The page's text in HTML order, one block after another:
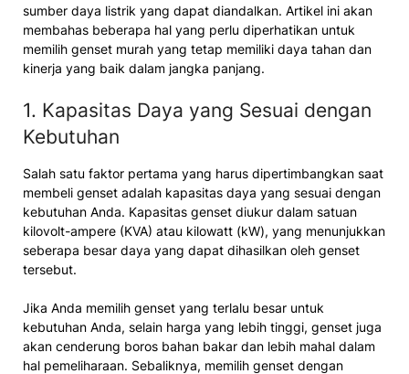
sumber daya listrik yang dapat diandalkan. Artikel ini akan
membahas beberapa hal yang perlu diperhatikan untuk
memilih genset murah yang tetap memiliki daya tahan dan
kinerja yang baik dalam jangka panjang.
1. Kapasitas Daya yang Sesuai dengan
Kebutuhan
Salah satu faktor pertama yang harus dipertimbangkan saat
membeli genset adalah kapasitas daya yang sesuai dengan
kebutuhan Anda. Kapasitas genset diukur dalam satuan
kilovolt-ampere (KVA) atau kilowatt (kW), yang menunjukkan
seberapa besar daya yang dapat dihasilkan oleh genset
tersebut.
Jika Anda memilih genset yang terlalu besar untuk
kebutuhan Anda, selain harga yang lebih tinggi, genset juga
akan cenderung boros bahan bakar dan lebih mahal dalam
hal pemeliharaan. Sebaliknya, memilih genset dengan